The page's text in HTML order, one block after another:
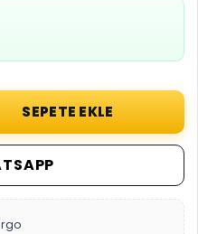
SEPETE EKLE